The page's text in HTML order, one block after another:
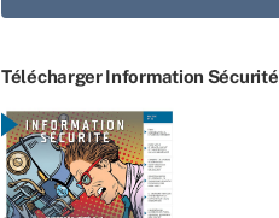
Télécharger Information Sécurité